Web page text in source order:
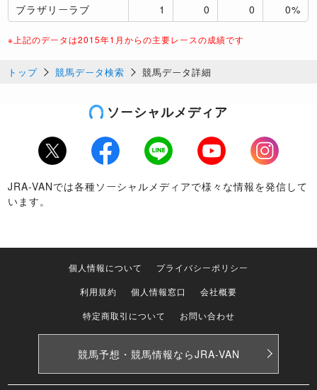
ブラザリーラブ
1 0 0 0%
※上記のデータは2015年1月からの主要レースの成績です
トップ 競馬データ検索 競馬データ詳細
ソーシャルメディア
Twitter Facebook LINE Youtube
Instagram
JRA-VANでは各種ソーシャルメディアで様々な情報を発信して
います。
個人情報について
プライバシーポリシー
利用規約
個人情報窓口
会社概要
特定商取引について
お問い合わせ
競馬予想・競馬情報ならJRA-VAN